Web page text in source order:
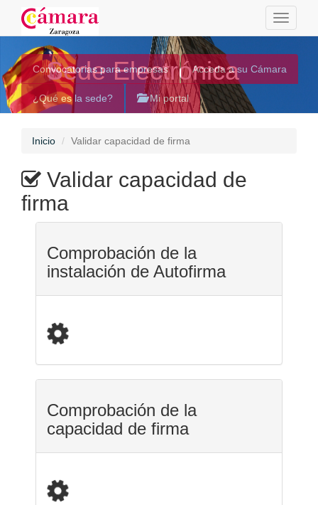
Toggle
Sede Electrónica
Convocatorias para empresas Acceda a su Cámara
¿Qué es la sede? Mi portal
Inicio Validar capacidad de firma
Validar capacidad de
firma
Comprobación de la
instalación de Autofirma
Comprobación de la
capacidad de firma